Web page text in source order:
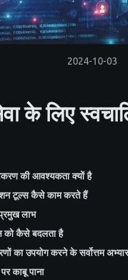
2024-10-03
के लिए
की आवश्यकता क्यों है
टूल्स कैसे काम करते हैं
लाभ
को कैसे बदलता है
का उपयोग करने के सर्वोत्तम
काबू पाना